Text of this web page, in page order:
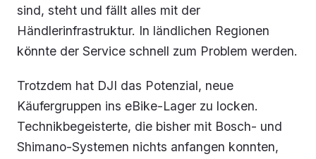
sind, steht und fällt alles mit der
Händlerinfrastruktur. In ländlichen Regionen
könnte der Service schnell zum Problem werden.
Trotzdem hat DJI das Potenzial, neue
Käufergruppen ins eBike-Lager zu locken.
Technikbegeisterte, die bisher mit Bosch- und
Shimano-Systemen nichts anfangen konnten,